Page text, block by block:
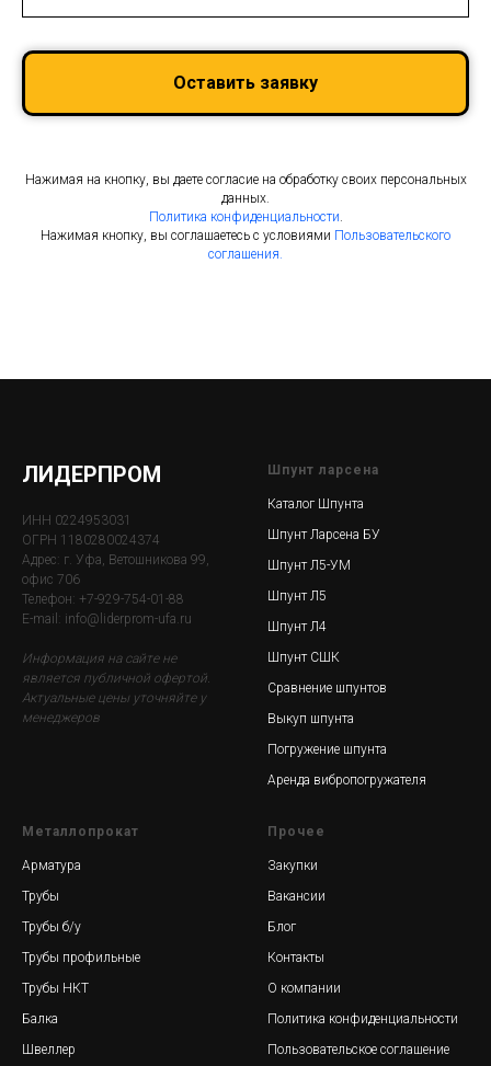
Оставить заявку
Нажимая на кнопку, вы даете согласие на обработку своих персональных
данных.
Политика конфиденциальности.
Нажимая кнопку, вы соглашаетесь с условиями Пользовательского
соглашения.
ЛИДЕРПРОМ
ИНН 0224953031
ОГРН 1180280024374
Адрес: г. Уфа, Ветошникова 99,
офис 706
Телефон: +7-929-754-01-88
E-mail: info@liderprom-ufa.ru
Информация на сайте не
является публичной офертой.
Актуальные цены уточняйте у
менеджеров
Шпунт ларсена
Каталог Шпунта
Шпунт Ларсена БУ
Шпунт Л5-УМ
Шпунт Л5
Шпунт Л4
Шпунт СШК
Сравнение шпунтов
Выкуп шпунта
Погружение шпунта
Аренда вибропогружателя
Металлопрокат
Арматура
Трубы
Трубы б/у
Трубы профильные
Трубы НКТ
Балка
Швеллер
Прочее
Закупки
Вакансии
Блог
Контакты
О компании
Политика конфиденциальности
Пользовательское соглашение